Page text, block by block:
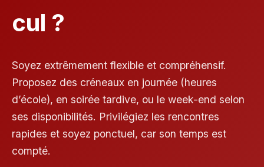
cul ?
Soyez extrêmement flexible et compréhensif.
Proposez des créneaux en journée (heures
d’école), en soirée tardive, ou le week-end selon
ses disponibilités. Privilégiez les rencontres
rapides et soyez ponctuel, car son temps est
compté.